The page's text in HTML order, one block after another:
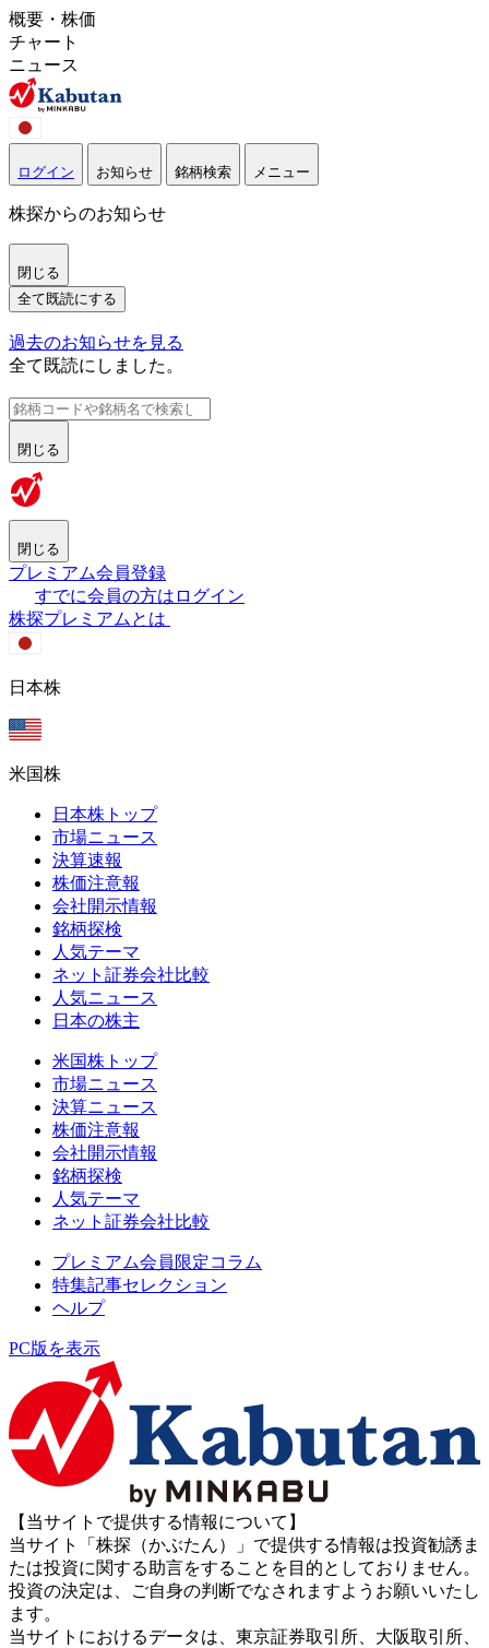
概要・株価
チャート
ニュース
ログイン お知らせ 銘柄検索 メニュー
株探からのお知らせ
閉じる
全て既読にする
過去のお知らせを見る
全て既読にしました。
閉じる
閉じる
プレミアム会員登録
すでに会員の方はログイン
株探プレミアムとは
日本株
米国株
日本株トップ
市場ニュース
決算速報
株価注意報
会社開示情報
銘柄探検
人気テーマ
ネット証券会社比較
人気ニュース
日本の株主
米国株トップ
市場ニュース
決算ニュース
株価注意報
会社開示情報
銘柄探検
人気テーマ
ネット証券会社比較
プレミアム会員限定コラム
特集記事セレクション
ヘルプ
PC版を表示
【当サイトで提供する情報について】
当サイト「株探（かぶたん）」で提供する情報は投資勧誘ま
たは投資に関する助言をすることを目的としておりません。
投資の決定は、ご自身の判断でなされますようお願いいたし
ます。
当サイトにおけるデータは、東京証券取引所、大阪取引所、